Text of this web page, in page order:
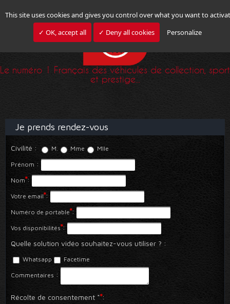
This site uses cookies and gives you control over what you want to
✓ OK, accept all
✓ Deny all cookies Personalize
Le numéro 1 Français des véhicules de collection, sport
et prestige...
Je prends rendez-vous
Civilité : M. Mme Mlle
Prénom :
Nom*
:
Votre email*
:
Numéro de portable*
:
Vos disponibilités*
:
Quelle solution vidéo souhaitez-vous utiliser ? :
Whatsapp Facetime
Commentaires :
Récolte de consentement **
: